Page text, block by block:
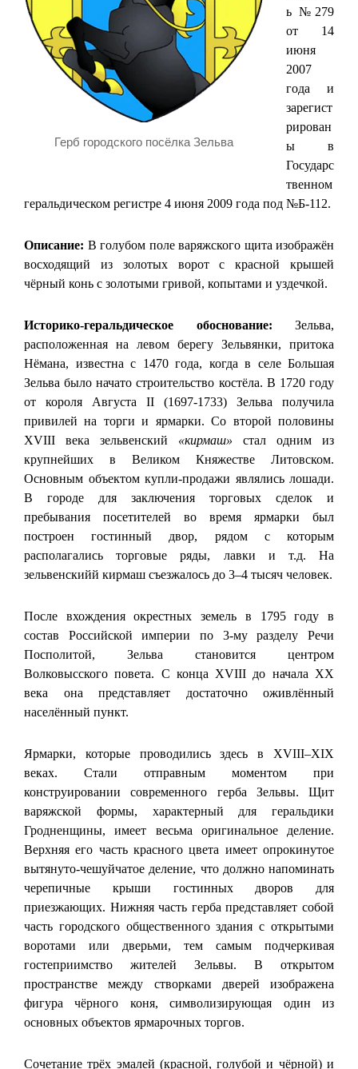
Герб городского посёлка Зельва
ь №279
от 14
июня
2007
года и
зарегист
рирован
ы в
Государс
твенном
геральдическом регистре 4 июня 2009 года под №Б-112.
Описание: В голубом поле варяжского щита изображён
восходящий из золотых ворот с красной крышей
чёрный конь с золотыми гривой, копытами и уздечкой.
Историко-геральдическое обоснование: Зельва,
расположенная на левом берегу Зельвянки, притока
Нёмана, известна с 1470 года, когда в селе Большая
Зельва было начато строительство костёла. В 1720 году
от короля Августа II (1697-1733) Зельва получила
привилей на торги и ярмарки. Со второй половины
XVIII века зельвенский «кирмаш» стал одним из
крупнейших в Великом Княжестве Литовском.
Основным объектом купли-продажи являлись лошади.
В городе для заключения торговых сделок и
пребывания посетителей во время ярмарки был
построен гостинный двор, рядом с которым
располагались торговые ряды, лавки и т.д. На
зельвенскийй кирмаш съезжалось до 3–4 тысяч человек.
После вхождения окрестных земель в 1795 году в
состав Российской империи по 3-му разделу Речи
Посполитой, Зельва становится центром
Волковысского повета. С конца XVIII до начала XX
века она представляет достаточно оживлённый
населённый пункт.
Ярмарки, которые проводились здесь в XVIII–XIX
веках. Стали отправным моментом при
конструировании современного герба Зельвы. Щит
варяжской формы, характерный для геральдики
Гродненщины, имеет весьма оригинальное деление.
Верхняя его часть красного цвета имеет опрокинутое
вытянуто-чешуйчатое деление, что должно напоминать
черепичные крыши гостинных дворов для
приезжающих. Нижняя часть герба представляет собой
часть городского общественного здания с открытыми
воротами или дверьми, тем самым подчеркивая
гостеприимство жителей Зельвы. В открытом
пространстве между створками дверей изображена
фигура чёрного коня, символизирующая один из
основных объектов ярмарочных торгов.
Сочетание трёх эмалей (красной, голубой и чёрной) и